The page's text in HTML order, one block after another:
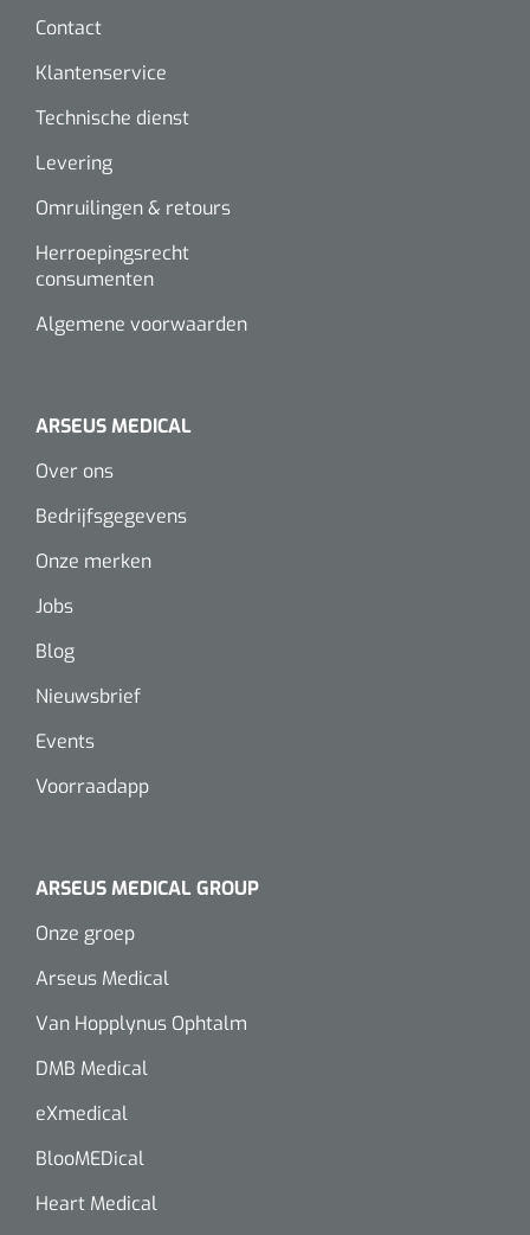
Contact
Klantenservice
Technische dienst
Levering
Omruilingen & retours
Herroepingsrecht
consumenten
Algemene voorwaarden
ARSEUS MEDICAL
Over ons
Bedrijfsgegevens
Onze merken
Jobs
Blog
Nieuwsbrief
Events
Voorraadapp
ARSEUS MEDICAL GROUP
Onze groep
Arseus Medical
Van Hopplynus Ophtalm
DMB Medical
eXmedical
BlooMEDical
Heart Medical